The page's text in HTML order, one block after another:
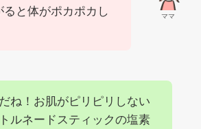
ママ
ると体がポカポカし
ね！お肌がピリピリしない
ルネードスティックの塩素